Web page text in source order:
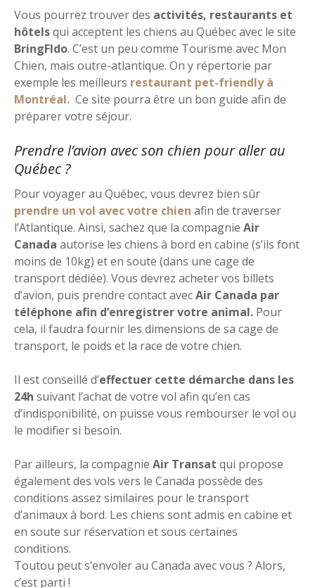
Vous pourrez trouver des activités, restaurants et
hôtelsqui acceptent les chiens au Québec avec le site
BringFIdo. C’est un peu comme Tourisme avec Mon
Chien, mais outre-atlantique. On y répertorie par
exemple les meilleurs restaurant pet-friendly à
Montréal. Ce site pourra être un bon guide afin de
préparer votre séjour.
Prendre l’avion avec son chien pour aller au
Québec ?
Pour voyager au Québec, vous devrez bien sûr
prendre un vol avec votre chien afin de traverser
l’Atlantique. Ainsi, sachez que la compagnie Air
Canada autorise les chiens à bord en cabine (s’ils font
moins de 10kg) et en soute (dans une cage de
transport dédiée). Vous devrez acheter vos billets
d’avion, puis prendre contact avecAir Canada par
téléphone afin d’enregistrer votre animal. Pour
cela, il faudra fournir les dimensions de sa cage de
transport, le poids et la race de votre chien.
Il est conseillé d’effectuer cette démarche dans les
24h suivant l’achat de votre vol afin qu’en cas
d’indisponibilité, on puisse vous rembourser le vol ou
le modifier si besoin.
Par ailleurs, la compagnie Air Transat qui propose
également des vols vers le Canada possède des
conditions assez similaires pour le transport
d’animaux à bord. Les chiens sont admis en cabine et
en soute sur réservation et sous certaines
conditions.
Toutou peut s’envoler au Canada avec vous ? Alors,
c’est parti !